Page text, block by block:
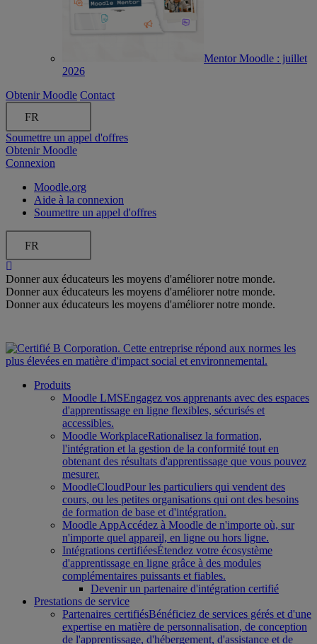
Mentor Moodle : juillet
2026
Obtenir Moodle Contact
FR
Soumettre un appel d'offres
Obtenir Moodle
Connexion
Moodle.org
Aide à la connexion
Soumettre un appel d'offres
FR
Donner aux éducateurs les moyens d'améliorer notre monde.
Donner aux éducateurs les moyens d'améliorer notre monde.
Donner aux éducateurs les moyens d'améliorer notre monde.
Produits
Moodle LMSEngagez vos apprenants avec des espaces
d'apprentissage en ligne flexibles, sécurisés et
accessibles.
Moodle WorkplaceRationalisez la formation,
l'intégration et la gestion de la conformité tout en
obtenant des résultats d'apprentissage que vous pouvez
mesurer.
MoodleCloudPour les particuliers qui vendent des
cours, ou les petites organisations qui ont des besoins
de formation de base et d'intégration.
Moodle AppAccédez à Moodle de n'importe où, sur
n'importe quel appareil, en ligne ou hors ligne.
Intégrations certifiéesÉtendez votre écosystème
d'apprentissage en ligne grâce à des modules
complémentaires puissants et fiables.
Devenir un partenaire d'intégration certifié
Prestations de service
Partenaires certifiésBénéficiez de services gérés et d'une
expertise en matière de personnalisation, de conception
de l'apprentissage, d'hébergement, d'assistance et de